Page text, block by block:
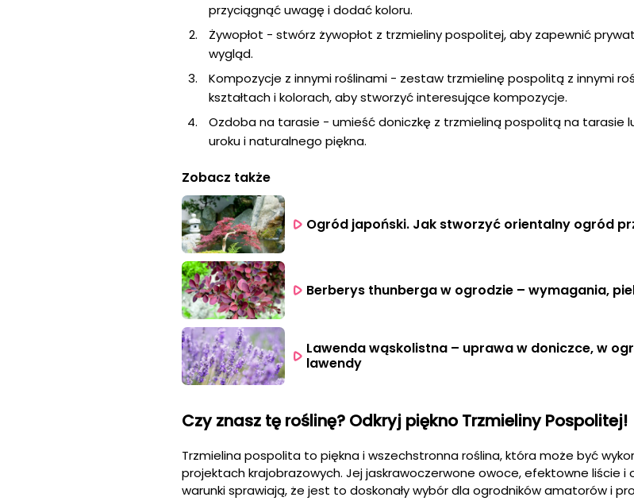
przyciągnąć uwagę i dodać koloru.
Żywopłot - stwórz żywopłot z trzmieliny pospolitej, aby zapewnić
wygląd.
Kompozycje z innymi roślinami - zestaw trzmielinę pospolitą z innymi
kształtach i kolorach, aby stworzyć interesujące kompozycje.
Ozdoba na tarasie - umieść doniczkę z trzmieliną pospolitą na tarasie
uroku i naturalnego piękna.
Zobacz także
Ogród japoński. Jak stworzyć orientalny ogród
Berberys thunberga w ogrodzie – wymagania,
Lawenda wąskolistna – uprawa w doniczce, w
lawendy
Czy znasz tę roślinę? Odkryj piękno Trzmieliny Pospolitej!
Trzmielina pospolita to piękna i wszechstronna roślina, która może być
projektach krajobrazowych. Jej jaskrawoczerwone owoce, efektowne liście i
warunki sprawiają, że jest to doskonały wybór dla ogrodników amatorów i